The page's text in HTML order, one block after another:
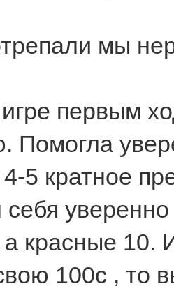
мы
первым
Помогла
5 кратное
себя
а красные 10.
100с , то